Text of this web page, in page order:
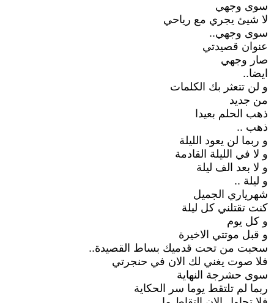
سوى وجهي
لا شيئ يجري مع رياحي
سوى وجهي..
عنوان قصيدتي
صار وجهي
ايضا..
و لن تتعثر بك الكلمات
من جديد
ذهب الحلم بعيدا
ذهب ..
و ربما لن يعود الليلة
و لا في الليلة القادمة
و لا بعد الف ليلة
و ليلة ..
شهرياري الجميل
كنت تقتلني كل ليلة
و كل يوم
و قبل موتتي الاخيرة
سحبت من تحت قدميك بساط القصيدة..
فلا صوت يغني لك الان في حنجرتي
سوى حشرجة النهاية
ربما لم تلتقط يوما سر الحكاية